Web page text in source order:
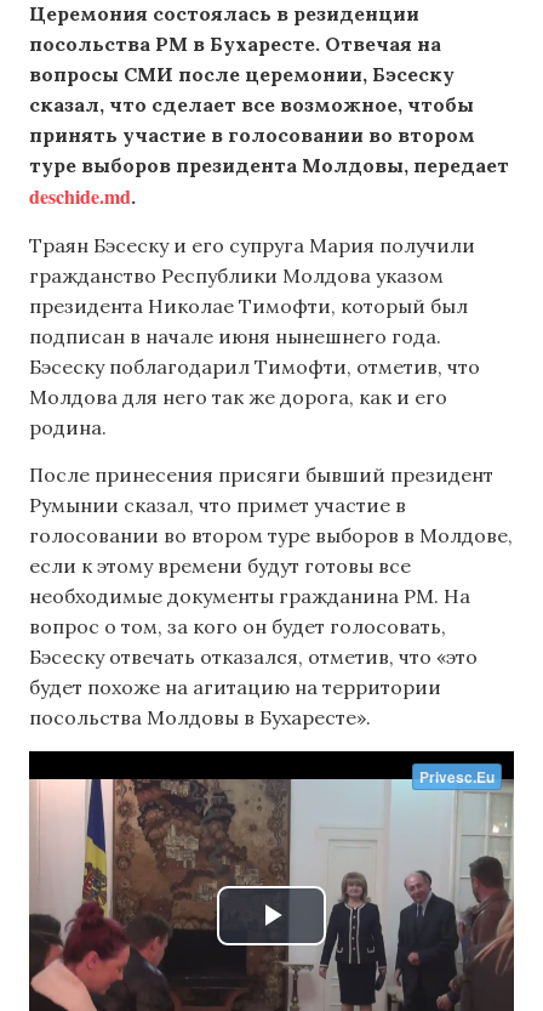
Церемония состоялась в резиденции
посольства РМ в Бухаресте. Отвечая на
вопросы СМИ после церемонии, Бэсеску
сказал, что сделает все возможное, чтобы
принять участие в голосовании во втором
туре выборов президента Молдовы, передает
deschide.md.
Траян Бэсеску и его супруга Мария получили
гражданство Республики Молдова указом
президента Николае Тимофти, который был
подписан в начале июня нынешнего года.
Бэсеску поблагодарил Тимофти, отметив, что
Молдова для него так же дорога, как и его
родина.
После принесения присяги бывший президент
Румынии сказал, что примет участие в
голосовании во втором туре выборов в Молдове,
если к этому времени будут готовы все
необходимые документы гражданина РМ. На
вопрос о том, за кого он будет голосовать,
Бэсеску отвечать отказался, отметив, что «это
будет похоже на агитацию на территории
посольства Молдовы в Бухаресте».